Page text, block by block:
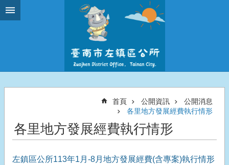
跳到主要內容區塊
首頁 公開資訊
公開消息
各里地方發展經費執行情形
各里地方發展經費執行情形
左鎮區公所113年1月-8月地方發展經費(含專案)執行情形